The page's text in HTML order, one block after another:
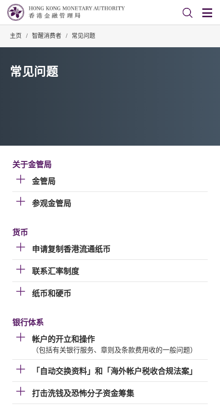
主页 / 智醒消费者 / 常见问题
常见问题
关于金管局
金管局
参观金管局
货币
申请复制香港流通纸币
联系汇率制度
纸币和硬币
银行体系
帐户的开立和操作
（包括有关银行服务、章则及条款费用收的一般问题）
「自动交换资料」和「海外帐户税收合规法案」
打击洗钱及恐怖分子资金筹集